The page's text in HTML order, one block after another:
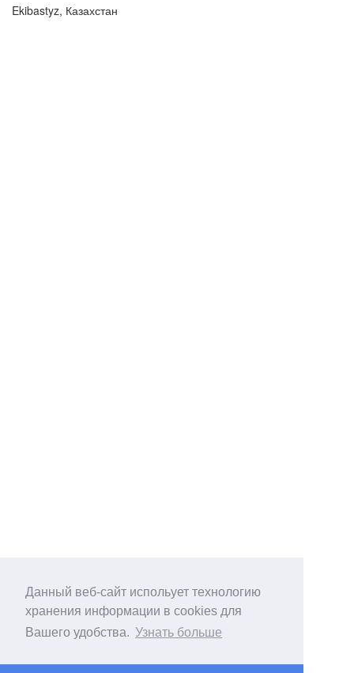
Данный веб-сайт испольует технологию
хранения информации в cookies для
Вашего удобства. Узнать больше
Ekibastyz, Казахстан